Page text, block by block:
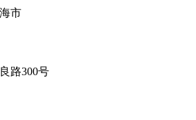
市
路300号